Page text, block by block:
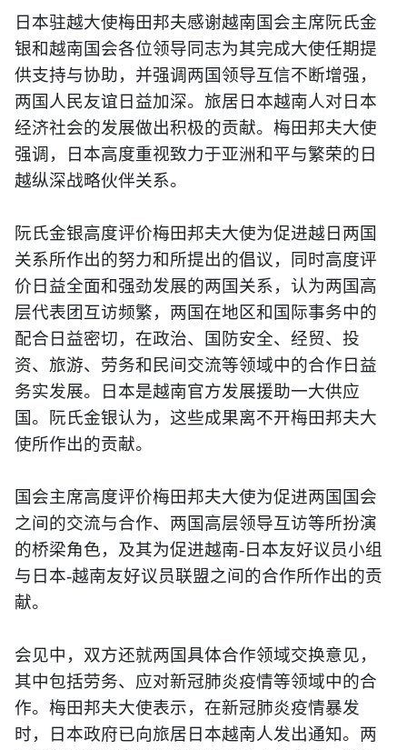
日本驻越大使梅田邦夫感谢越南国会主席阮氏金
银和越南国会各位领导同志为其完成大使任期提
供支持与协助，并强调两国领导互信不断增强，
两国人民友谊日益加深。旅居日本越南人对日本
经济社会的发展做出积极的贡献。梅田邦夫大使
强调，日本高度重视致力于亚洲和平与繁荣的日
越纵深战略伙伴关系。
阮氏金银高度评价梅田邦夫大使为促进越日两国
关系所作出的努力和所提出的倡议，同时高度评
价日益全面和强劲发展的两国关系，认为两国高
层代表团互访频繁，两国在地区和国际事务中的
配合日益密切，在政治、国防安全、经贸、投
资、旅游、劳务和民间交流等领域中的合作日益
务实发展。日本是越南官方发展援助一大供应
国。阮氏金银认为，这些成果离不开梅田邦夫大
使所作出的贡献。
国会主席高度评价梅田邦夫大使为促进两国国会
之间的交流与合作、两国高层领导互访等所扮演
的桥梁角色，及其为促进越南-日本友好议员小组
与日本-越南友好议员联盟之间的合作所作出的贡
献。
会见中，双方还就两国具体合作领域交换意见，
其中包括劳务、应对新冠肺炎疫情等领域中的合
作。梅田邦夫大使表示，在新冠肺炎疫情暴发
时，日本政府已向旅居日本越南人发出通知。两